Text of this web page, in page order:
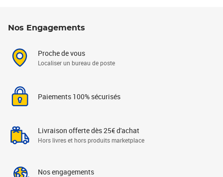
Nos Engagements
Proche de vous
Localiser un bureau de poste
Paiements 100% sécurisés
Livraison offerte dès 25€ d'achat
Hors livres et hors produits marketplace
Nos engagements